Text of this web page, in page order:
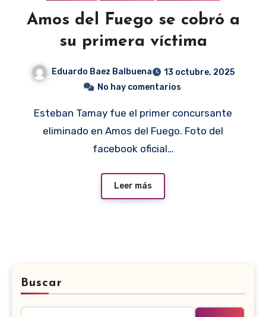
Amos del Fuego se cobró a
su primera víctima
Eduardo Baez Balbuena
13 octubre, 2025
No hay comentarios
Esteban Tamay fue el primer concursante
eliminado en Amos del Fuego. Foto del
facebook oficial…
Leer más
Buscar